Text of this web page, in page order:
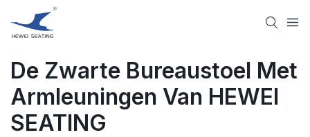
De Zwarte Bureaustoel Met
Armleuningen Van HEWEI
SEATING